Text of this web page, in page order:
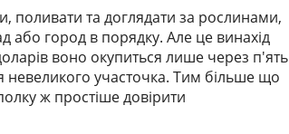
поливати та доглядати за рослинами,
город в порядку. Але це винахід
воно окупиться лише через п'ять
участочка. Тим більше що
ж простіше довірити